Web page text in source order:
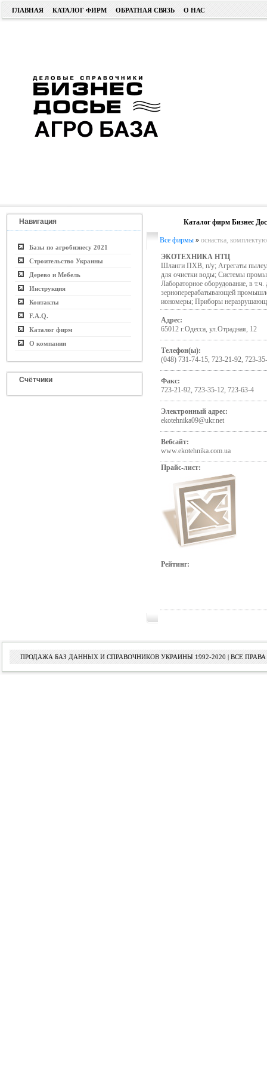
ГЛАВНАЯ КАТАЛОГ ФИРМ ОБРАТНАЯ СВЯЗЬ О НАС
Навигация
Базы по агробизнесу 2021
Строительство Украины
Дерево и Мебель
Инструкция
Контакты
F.A.Q.
Каталог фирм
О компании
Счётчики
Каталог фирм Бизнес
Все фирмы » оснастка,
ЭКОТЕХНИКА НТЦ
Шланги ПХВ, п/у; Агрегаты
для очистки воды; Системы
Лабораторное оборудование, в
зерноперерабатывающей
иономеры; Приборы
Адрес:
65012 г.Одесса, ул.Отрадная, 12
Телефон(ы):
(048) 731-74-15, 723-21-92, 723-
Факс:
723-21-92, 723-35-12, 723-63-4
Электронный адрес:
ekotehnika09@ukr.net
Вебсайт:
www.ekotehnika.com.ua
Прайс-лист:
Рейтинг:
ПРОДАЖА БАЗ ДАННЫХ И СПРАВОЧНИКОВ УКРАИНЫ 1992-2020 | ВСЕ